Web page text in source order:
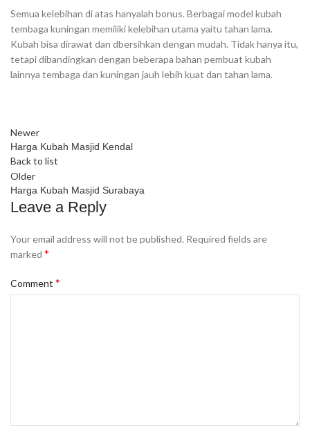
Semua kelebihan di atas hanyalah bonus. Berbagai model kubah
tembaga kuningan memiliki kelebihan utama yaitu tahan lama.
Kubah bisa dirawat dan dbersihkan dengan mudah. Tidak hanya itu,
tetapi dibandingkan dengan beberapa bahan pembuat kubah
lainnya tembaga dan kuningan jauh lebih kuat dan tahan lama.
Newer
Harga Kubah Masjid Kendal
Back to list
Older
Harga Kubah Masjid Surabaya
Leave a Reply
Your email address will not be published. Required fields are
marked *
Comment *